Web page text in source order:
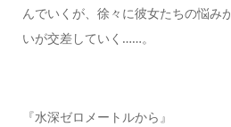
んでいくが、徐々に彼女たちの悩み
いが交差していく……。
『水深ゼロメートルから』